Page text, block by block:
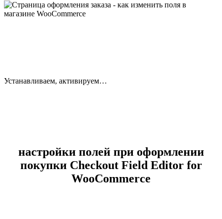
Устанавливаем, активируем…
настройки полей при оформлении
покупки Checkout Field Editor for
WooCommerce